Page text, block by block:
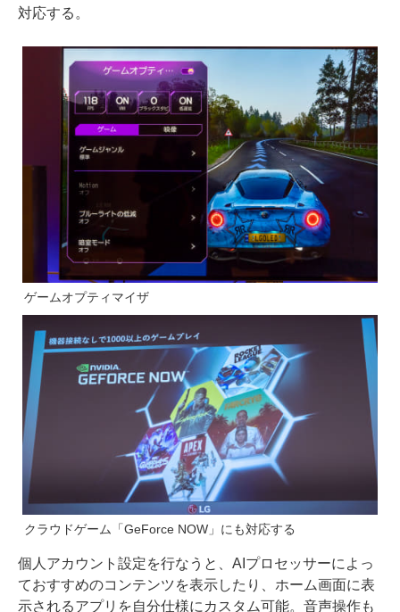
対応する。
ゲームオプティマイザ
クラウドゲーム「GeForce NOW」にも対応する
個人アカウント設定を行なうと、AIプロセッサーによっ
ておすすめのコンテンツを表示したり、ホーム画面に表
示されるアプリを自分仕様にカスタム可能。音声操作も